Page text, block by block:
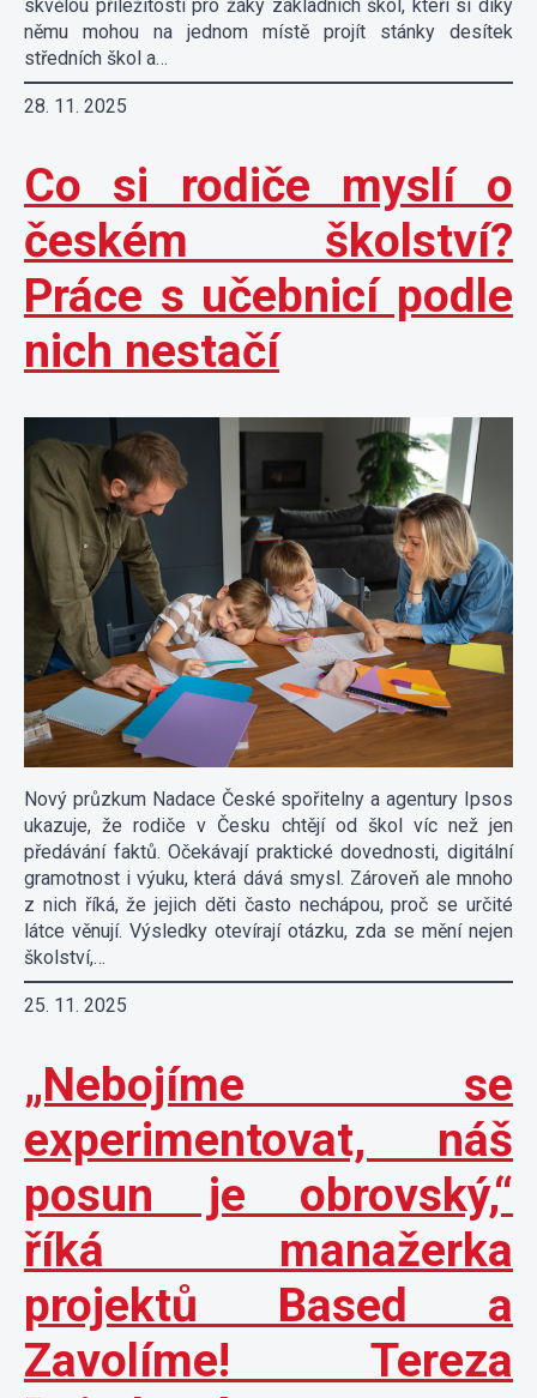
skvělou příležitostí pro žáky základních škol, kteří si díky
němu mohou na jednom místě projít stánky desítek
středních škol a…
28. 11. 2025
Co si rodiče myslí o
českém školství?
Práce s učebnicí podle
nich nestačí
Nový průzkum Nadace České spořitelny a agentury Ipsos
ukazuje, že rodiče v Česku chtějí od škol víc než jen
předávání faktů. Očekávají praktické dovednosti, digitální
gramotnost i výuku, která dává smysl. Zároveň ale mnoho
z nich říká, že jejich děti často nechápou, proč se určité
látce věnují. Výsledky otevírají otázku, zda se mění nejen
školství,…
25. 11. 2025
„Nebojíme se
experimentovat, náš
posun je obrovský,“
říká manažerka
projektů Based a
Zavolíme! Tereza